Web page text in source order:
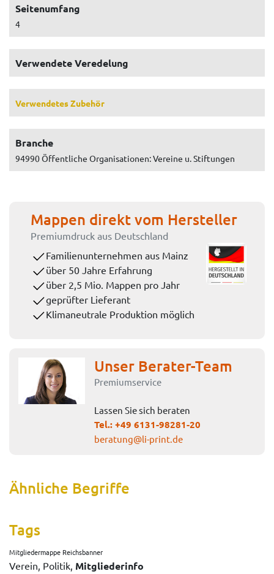
Seitenumfang
4
Verwendete Veredelung
Verwendetes Zubehör
Branche
94990 Öffentliche Organisationen: Vereine u. Stiftungen
Mappen direkt vom Hersteller
Premiumdruck aus Deutschland
Familienunternehmen aus Mainz
über 50 Jahre Erfahrung
über 2,5 Mio. Mappen pro Jahr
geprüfter Lieferant
Klimaneutrale Produktion möglich
Unser Berater-Team
Premiumservice
Lassen Sie sich beraten
Tel.:+49 6131-98281-20
beratung@li-print.de
Ähnliche Begriffe
Tags
Mitgliedermappe Reichsbanner
Verein, Politik, Mitgliederinfo